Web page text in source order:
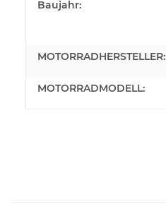
Produkteigenschaft
Wert
Baujahr:
MOTORRADHERSTELLER:
MOTORRADMODELL: